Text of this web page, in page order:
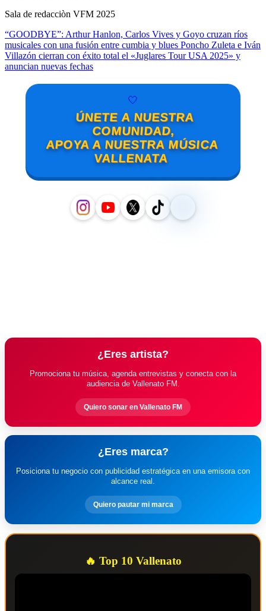
Sala de redacciòn VFM 2025
“GOODBYE”: Arthur Hanlon, Carlos Vives y Goyo cruzan ríos
musicales con una fusión entre cumbia y blues Poncho Zuleta e Iván
Villazón cierran con éxito total el «Juglares Tour USA 2025» y
anuncian nuevas fechas
🤍
ÚNETE A NUESTRA
COMUNIDAD,
APOYA A NUESTRA MÚSICA
VALLENATA
¿Eres artista?
Promociona tu música, agenda entrevistas y conecta con la
audiencia de Vallenato FM.
Quiero sonar en Vallenato FM
¿Eres marca?
Posiciona tu negocio con publicidad estratégica en una emisora con
alcance real.
Quiero pautar mi marca
🔥 Top 10 Vallenato